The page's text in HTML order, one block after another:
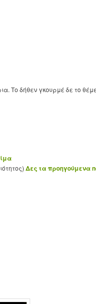
Το δήθεν γκουρμέ δε το
Δες τα προηγούμενα